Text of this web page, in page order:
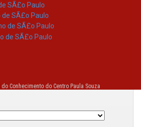
Conhecimento do Centro Paula Souza